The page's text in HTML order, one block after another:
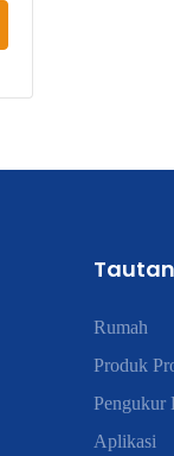
Rumah
Produk
Pengukur
Aplikasi